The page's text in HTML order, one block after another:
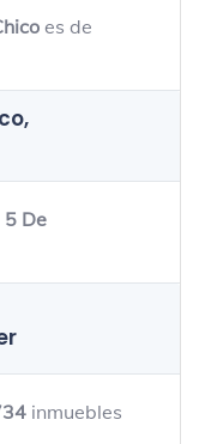
es de
5 De
inmuebles